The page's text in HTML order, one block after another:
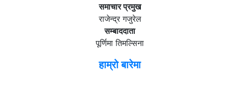
समाचार प्रमुख
राजेन्द्र गजुरेल
सम्बाददाता
पूर्णिमा तिमल्सिना
हाम्रो बारेमा